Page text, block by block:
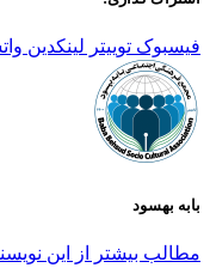
فیسبوک توییتر لینکدین
بابه بهسود
مطالب بیشتر از این